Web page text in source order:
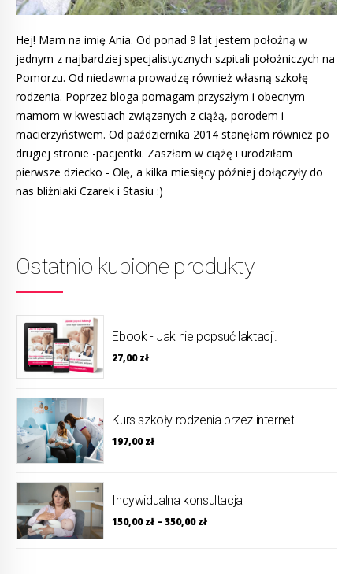
Hej! Mam na imię Ania. Od ponad 9 lat jestem położną w
jednym z najbardziej specjalistycznych szpitali położniczych na
Pomorzu. Od niedawna prowadzę również własną szkołę
rodzenia. Poprzez bloga pomagam przyszłym i obecnym
mamom w kwestiach związanych z ciążą, porodem i
macierzyństwem. Od października 2014 stanęłam również po
drugiej stronie -pacjentki. Zaszłam w ciążę i urodziłam
pierwsze dziecko - Olę, a kilka miesięcy później dołączyły do
nas bliżniaki Czarek i Stasiu :)
Ostatnio kupione produkty
Ebook - Jak nie popsuć laktacji.
27,00zł
Kurs szkoły rodzenia przez internet
197,00zł
Indywidualna konsultacja
150,00zł –350,00zł